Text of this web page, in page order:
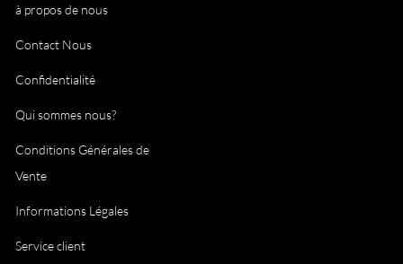
à propos de nous
Contact Nous
Confidentialité
Qui sommes nous?
Conditions Générales de
Vente
Informations Légales
Service client